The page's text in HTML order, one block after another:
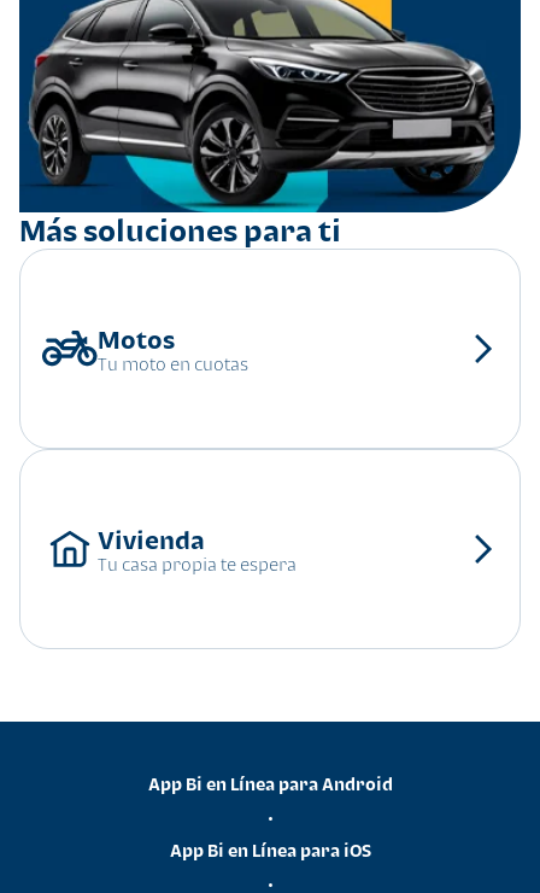
Más soluciones para ti
Tu moto en cuotas
Tu casa propia te espera
App Bi en Línea para Android
•
App Bi en Línea para iOS
•